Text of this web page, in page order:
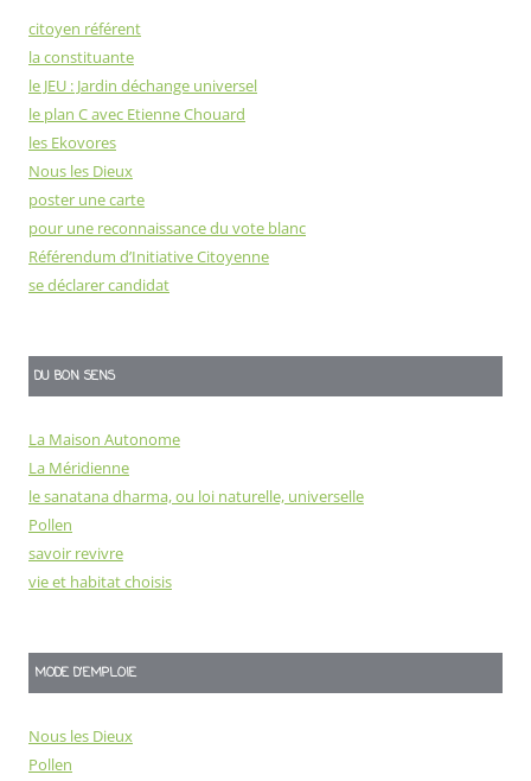
citoyen référent
la constituante
le JEU : Jardin déchange universel
le plan C avec Etienne Chouard
les Ekovores
Nous les Dieux
poster une carte
pour une reconnaissance du vote blanc
Référendum d’Initiative Citoyenne
se déclarer candidat
DU BON SENS
La Maison Autonome
La Méridienne
le sanatana dharma, ou loi naturelle, universelle
Pollen
savoir revivre
vie et habitat choisis
MODE D'EMPLOIE
Nous les Dieux
Pollen